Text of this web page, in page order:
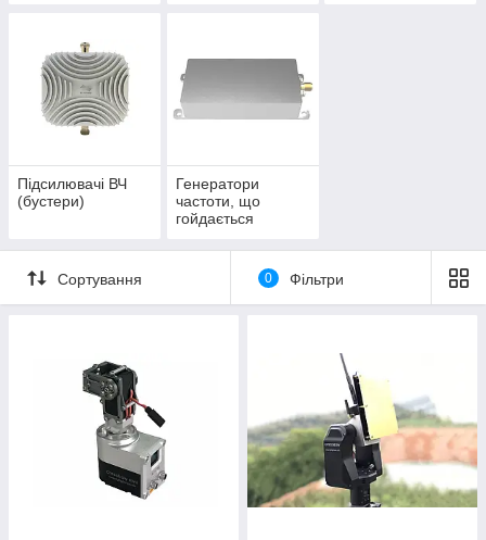
Підсилювачі ВЧ
(бустери)
Генератори
частоти, що
гойдається
Сортування 0 Фільтри